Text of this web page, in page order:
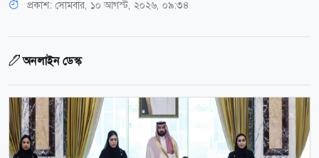
প্রকাশ: সোমবার, ১০ আগস্ট, ২০২৬, ০৯:৩৪
অনলাইন ডেস্ক